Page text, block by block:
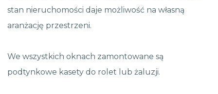
stan nieruchomości daje możliwość na własną
aranżację przestrzeni.
We wszystkich oknach zamontowane są
podtynkowe kasety do rolet lub żaluzji.